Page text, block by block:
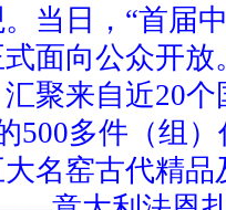
当日，“首届
面向公众开
聚来自近20
500多件（组
名窑古代精品